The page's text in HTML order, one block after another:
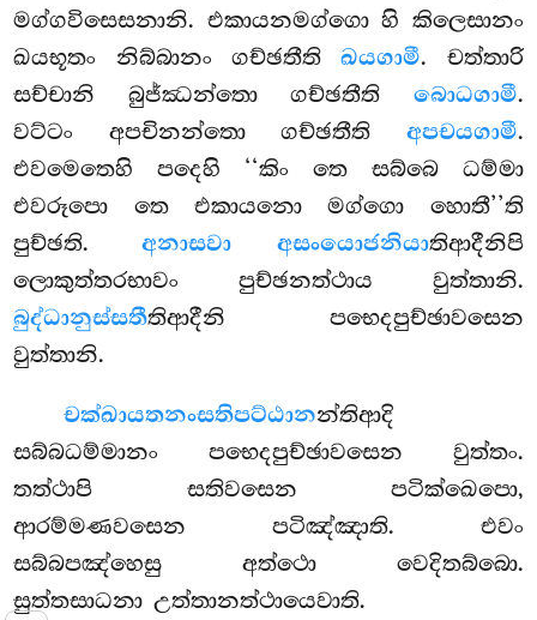
මග්ගවිසෙසනානි. එකායනමග්ගො හි කිලෙසානං
ඛයභූතං නිබ්බානං ගච්ඡතීතිඛයගාමී. චත්තාරි
සච්චානි බුජ්ඣන්තො ගච්ඡතීති බොධගාමී.
වට්ටං අපචිනන්තො ගච්ඡතීති අපචයගාමී.
එවමෙතෙහි පදෙහි ‘‘කිං තෙ සබ්බෙ ධම්මා
එවරූපො තෙ එකායනො මග්ගො හොතී’’ති
පුච්ඡති. අනාසවා අසංයොජනියාතිආදීනිපි
ලොකුත්තරභාවං පුච්ඡනත්ථාය වුත්තානි.
බුද්ධානුස්සතීතිආදීනි පභෙදපුච්ඡාවසෙන
වුත්තානි.
චක්ඛායතනංසතිපට්ඨානන්තිආදි
සබ්බධම්මානං පභෙදපුච්ඡාවසෙන වුත්තං.
තත්ථාපි සතිවසෙන පටික්ඛෙපො,
ආරම්මණවසෙන පටිඤ්ඤාති. එවං
සබ්බපඤ්හෙසු අත්ථො වෙදිතබ්බො.
සුත්තසාධනා උත්තානත්ථායෙවාති.